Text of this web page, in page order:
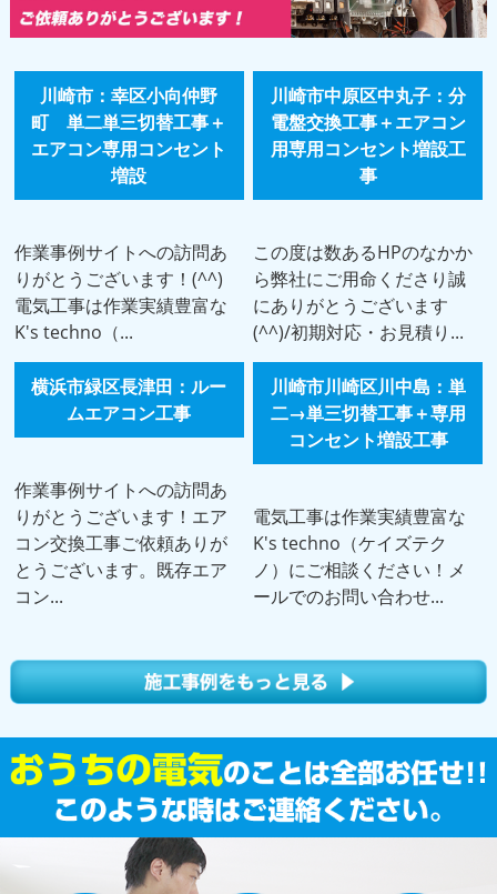
川崎市：幸区小向仲野
町 単二単三切替工事＋
エアコン専用コンセント
増設
作業事例サイトへの訪問あ
りがとうございます！(^^)
電気工事は作業実績豊富な
K's techno（...
川崎市中原区中丸子：分
電盤交換工事＋エアコン
用専用コンセント増設工
事
この度は数あるHPのなかか
ら弊社にご用命くださり誠
にありがとうございます
(^^)/初期対応・お見積り...
横浜市緑区長津田：ルー
ムエアコン工事
作業事例サイトへの訪問あ
りがとうございます！エア
コン交換工事ご依頼ありが
とうございます。既存エア
コン...
川崎市川崎区川中島：単
二→単三切替工事＋専用
コンセント増設工事
電気工事は作業実績豊富な
K's techno（ケイズテク
ノ）にご相談ください！メ
ールでのお問い合わせ...